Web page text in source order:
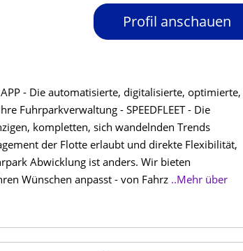
Profil anschauen
- Die automatisierte, digitalisierte, optimierte,
Fuhrparkverwaltung - SPEEDFLEET - Die
kompletten, sich wandelnden Trends
der Flotte erlaubt und direkte Flexibilität,
Abwicklung ist anders. Wir bieten
Wünschen anpasst - von Fahrz ..Mehr über